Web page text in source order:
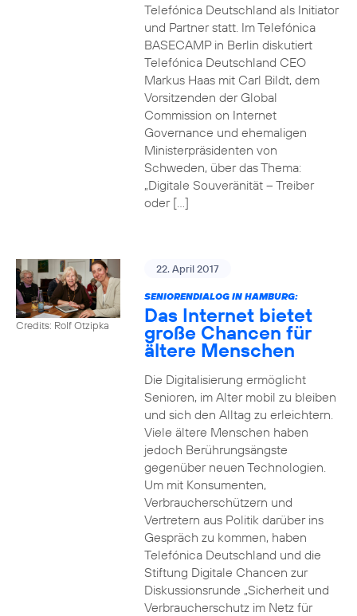
Telefónica Deutschland als Initiator
und Partner statt. Im Telefónica
BASECAMP in Berlin diskutiert
Telefónica Deutschland CEO
Markus Haas mit Carl Bildt, dem
Vorsitzenden der Global
Commission on Internet
Governance und ehemaligen
Ministerpräsidenten von
Schweden, über das Thema:
„Digitale Souveränität – Treiber
oder […]
Credits: Rolf Otzipka
22. April 2017
SENIORENDIALOG IN HAMBURG:
Das Internet bietet
große Chancen für
ältere Menschen
Die Digitalisierung ermöglicht
Senioren, im Alter mobil zu bleiben
und sich den Alltag zu erleichtern.
Viele ältere Menschen haben
jedoch Berührungsängste
gegenüber neuen Technologien.
Um mit Konsumenten,
Verbraucherschützern und
Vertretern aus Politik darüber ins
Gespräch zu kommen, haben
Telefónica Deutschland und die
Stiftung Digitale Chancen zur
Diskussionsrunde „Sicherheit und
Verbraucherschutz im Netz für